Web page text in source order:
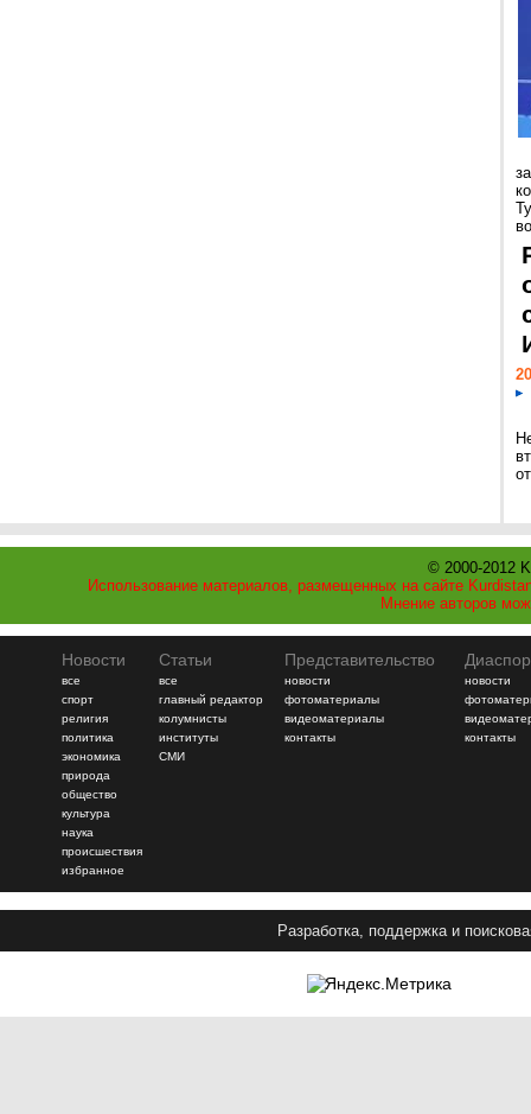
© 2000-2012
Использование материалов, размещенных на сайте
Мнение авторов
Новости
все
спорт
религия
политика
экономика
природа
общество
культура
наука
происшествия
избранное
Статьи
все
главный редактор
колумнисты
институты
СМИ
Представительство
новости
фотоматериалы
видеоматериалы
контакты
новости
контакты
Разработка, поддержка и